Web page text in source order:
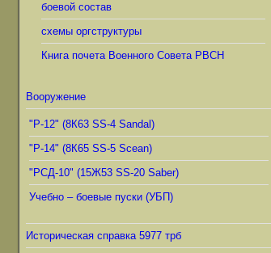
боевой состав
схемы оргструктуры
Книга почета Военного Совета РВСН
Вооружение
"Р-12" (8К63 SS-4 Sandal)
"Р-14" (8К65 SS-5 Scean)
"РСД-10" (15Ж53 SS-20 Saber)
Учебно – боевые пуски (УБП)
Историческая справка 5977 трб